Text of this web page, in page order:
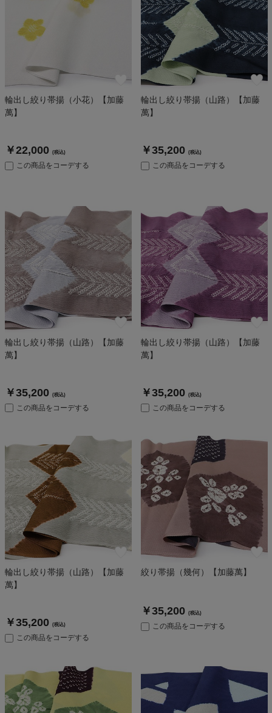
輪出し絞り帯揚（小花）【加藤
萬】
￥22,000 (税込)
この商品をコーデする
輪出し絞り帯揚（山路）【加藤
萬】
￥35,200 (税込)
この商品をコーデする
輪出し絞り帯揚（山路）【加藤
萬】
￥35,200 (税込)
この商品をコーデする
輪出し絞り帯揚（山路）【加藤
萬】
￥35,200 (税込)
この商品をコーデする
輪出し絞り帯揚（山路）【加藤
萬】
￥35,200 (税込)
この商品をコーデする
絞り帯揚（幾何）【加藤萬】
￥35,200 (税込)
この商品をコーデする